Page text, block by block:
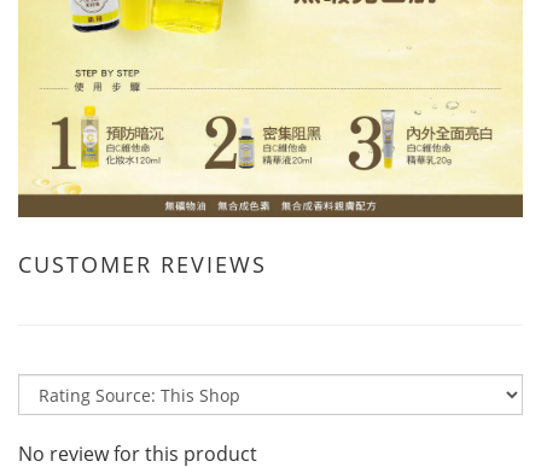
CUSTOMER REVIEWS
No review for this product